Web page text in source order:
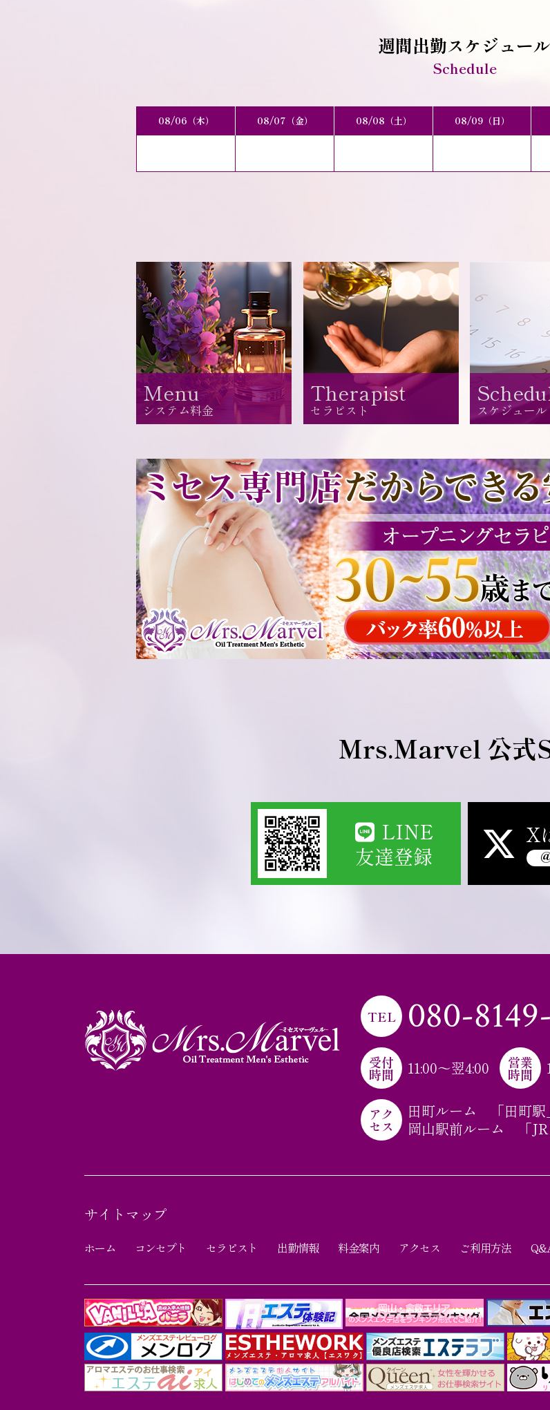
週間出勤スケジュール
Schedule
08/06（木） 08/07（金） 08/08（土） 08/09（日）
Menu
システム料金
Therapist
セラピスト スケジュール
Mrs.Marvel 公式
LINE
友達登録
X
TEL 080-8149-
受付
時間 11:00～翌4:00 営業
時間
アク
セス
田町ルーム 「田町駅
岡山駅前ルーム 「
サイトマップ
ホーム コンセプト セラピスト 出勤情報 料金案内 アクセス ご利用方法